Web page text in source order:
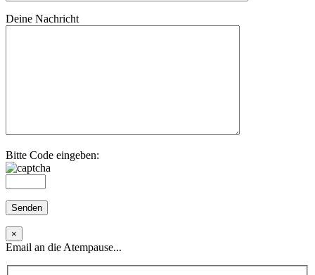
Deine Nachricht
Bitte Code eingeben:
×
Email an die Atempause...